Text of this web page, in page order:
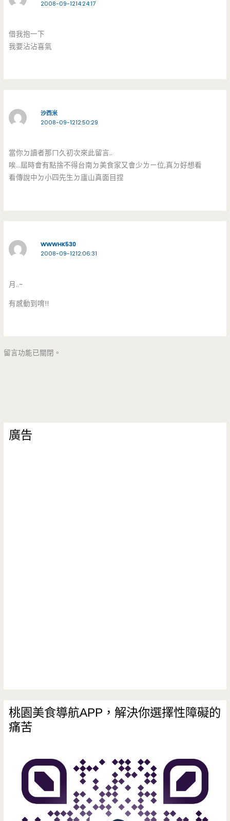
2008-09-1214:24:17
借我抱一下
我要沾沾喜氣
沙西米
2008-09-1212:50:29
當你ㄉ讀者那ㄇ久初次來此留言..
唉…屆時會有點捨不得台南ㄉ美食家又會少ㄌㄧ位,真ㄉ好想看
看傳說中ㄉ小四先生ㄉ廬山真面目捏
WWWHK530
2008-09-1212:06:31
月..~
有感動到唷!!
留言功能已關閉。
廣告
桃園美食導航APP，解決你選擇性障礙的
痛苦